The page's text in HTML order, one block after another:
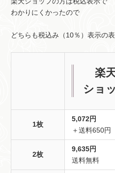
わかりにくかったので
どちらも税込み（10％）表示の
楽
ショ
1枚
5,072円
＋送料650円
2枚
9,635円
送料無料